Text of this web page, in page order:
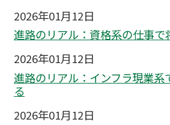
2026年01月12日
進路のリアル：資格系の仕事で
2026年01月12日
進路のリアル：インフラ現業系
る
2026年01月12日